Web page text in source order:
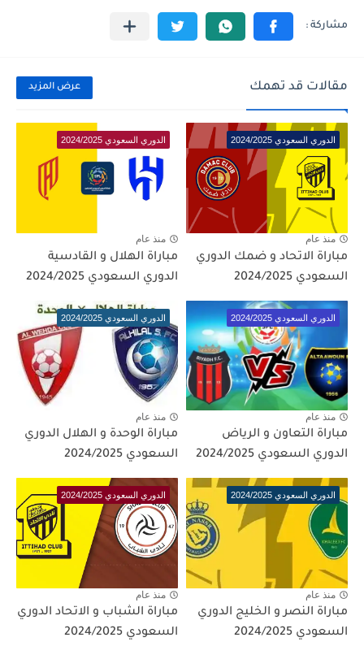
مقالات قد تهمك عرض المزيد
الدوري السعودي 2024/2025
منذ عام
مباراة الاتحاد و ضمك الدوري
السعودي 2024/2025
الدوري السعودي 2024/2025
منذ عام
مباراة الهلال و القادسية
الدوري السعودي 2024/2025
الدوري السعودي 2024/2025
منذ عام
مباراة التعاون و الرياض
الدوري السعودي 2024/2025
الدوري السعودي 2024/2025
منذ عام
مباراة الوحدة و الهلال الدوري
السعودي 2024/2025
الدوري السعودي 2024/2025
منذ عام
مباراة النصر و الخليج الدوري
السعودي 2024/2025
الدوري السعودي 2024/2025
منذ عام
مباراة الشباب و الاتحاد الدوري
السعودي 2024/2025